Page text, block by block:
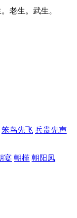
老生。武生。
笨鸟先飞 兵贵先声
宴 朝槿 朝阳凤